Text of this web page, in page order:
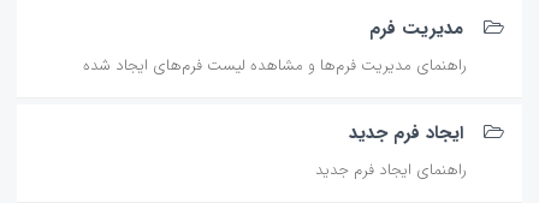
مدیریت فرم
راهنمای مدیریت فرم‌ها و مشاهده لیست فرم‌های ایجاد شده
ایجاد فرم جدید
راهنمای ایجاد فرم جدید